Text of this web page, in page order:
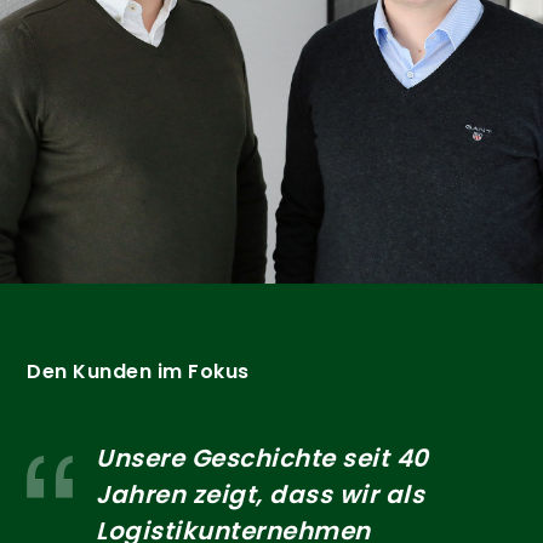
Den Kunden im Fokus
Unsere Geschichte seit 40
Jahren zeigt, dass wir als
Logistikunternehmen